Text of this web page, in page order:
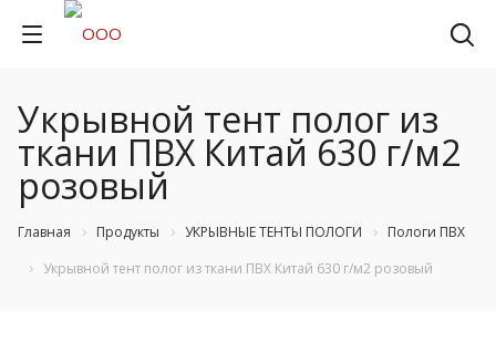
Укрывной тент полог из
ткани ПВХ Китай 630 г/м2
розовый
Главная Продукты УКРЫВНЫЕ ТЕНТЫ ПОЛОГИ
Пологи ПВХ
Укрывной тент полог из ткани ПВХ Китай 630 г/м2 розовый